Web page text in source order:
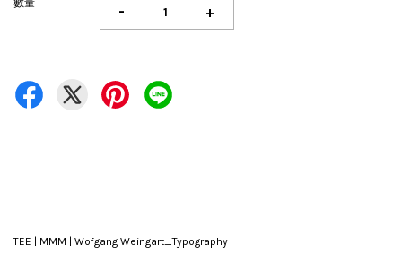
數量
- +
TEE | MMM | Wofgang Weingart_Typography